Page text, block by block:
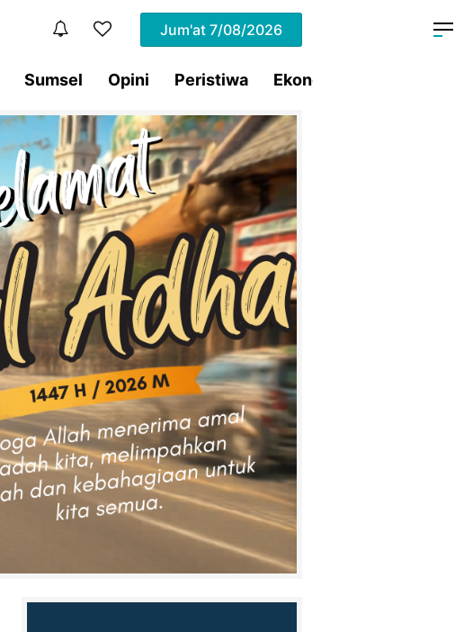
Jum'at 7/08/2026
Sumsel Opini Peristiwa Ekonomi